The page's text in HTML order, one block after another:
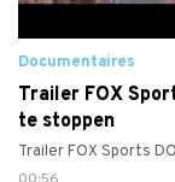
Documentaires
Trailer FOX
te stoppen
Trailer FOX Sports